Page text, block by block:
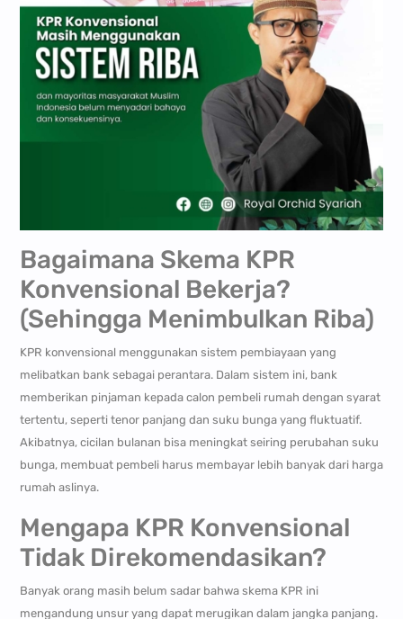
Bagaimana Skema KPR
Konvensional Bekerja?
(Sehingga Menimbulkan Riba)
KPR konvensional menggunakan sistem pembiayaan yang
melibatkan bank sebagai perantara. Dalam sistem ini, bank
memberikan pinjaman kepada calon pembeli rumah dengan syarat
tertentu, seperti tenor panjang dan suku bunga yang fluktuatif.
Akibatnya, cicilan bulanan bisa meningkat seiring perubahan suku
bunga, membuat pembeli harus membayar lebih banyak dari harga
rumah aslinya.
Mengapa KPR Konvensional
Tidak Direkomendasikan?
Banyak orang masih belum sadar bahwa skema KPR ini
mengandung unsur yang dapat merugikan dalam jangka panjang.